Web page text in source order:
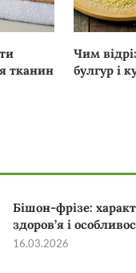
тканин
Чим
булгур і
Бішон-фрізе:
здоров’я і
16.03.2026